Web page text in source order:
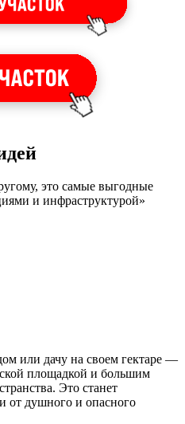
это самые выгодные
и инфраструктурой»
или дачу на своем гектаре —
площадкой и большим
Это станет
от душного и опасного